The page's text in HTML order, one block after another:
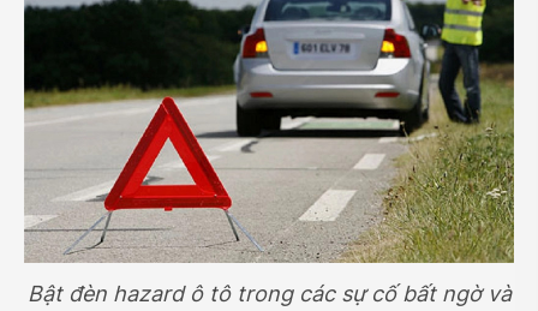
Bật đèn hazard ô tô trong các sự cố bất ngờ và